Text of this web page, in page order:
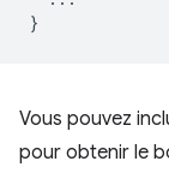
Vous pouvez
pour obtenir le